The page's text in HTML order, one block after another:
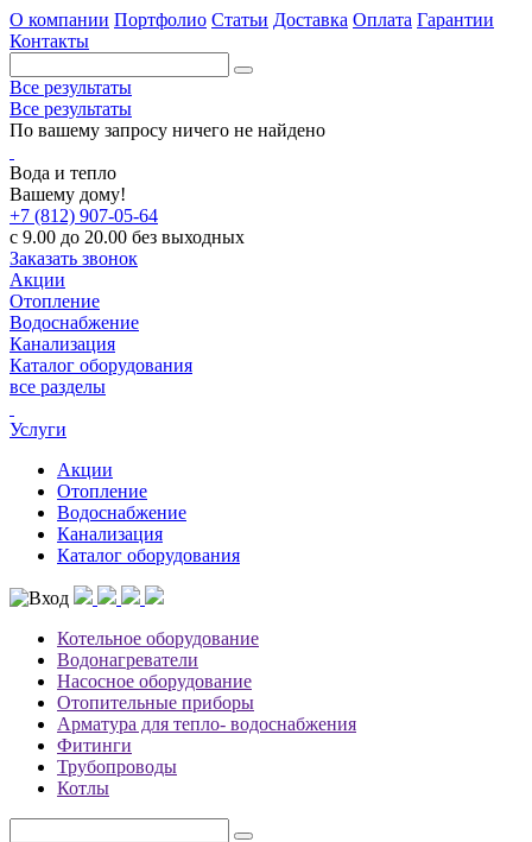
О компании Портфолио Статьи Доставка Оплата Гарантии
Контакты
Все результаты
Все результаты
По вашему запросу ничего не найдено
Вода и тепло
Вашему дому!
+7 (812) 907-05-64
с 9.00 до 20.00 без выходных
Заказать звонок
Акции
Отопление
Водоснабжение
Канализация
Каталог оборудования
все разделы
Услуги
Акции
Отопление
Водоснабжение
Канализация
Каталог оборудования
Котельное оборудование
Водонагреватели
Насосное оборудование
Отопительные приборы
Арматура для тепло- водоснабжения
Фитинги
Трубопроводы
Котлы